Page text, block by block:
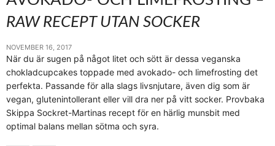
RAW RECEPT UTAN SOCKER
NOVEMBER 16, 2017
När du är sugen på något litet och sött är dessa veganska
chokladcupcakes toppade med avokado- och limefrosting det
perfekta. Passande för alla slags livsnjutare, även dig som är
vegan, glutenintollerant eller vill dra ner på vitt socker. Provbaka
Skippa Sockret-Martinas recept för en härlig munsbit med
optimal balans mellan sötma och syra.